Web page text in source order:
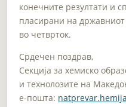
конечните резултати и
пласирани на
во четврток.
Срдечен поздрав,
Секција за хемиско
и технолозите на
e-пошта: